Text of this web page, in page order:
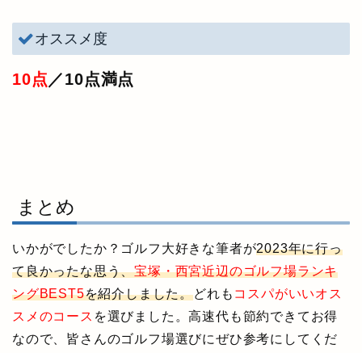
オススメ度
10点 ／10点満点
まとめ
いかがでしたか？ゴルフ大好きな筆者が2023年に行っ
て良かったな思う、宝塚・西宮近辺のゴルフ場ランキ
ングBEST5を紹介しました。どれも コスパがいいオス
スメのコース を選びました。高速代も節約できてお得
なので、皆さんのゴルフ場選びにぜひ参考にしてくだ